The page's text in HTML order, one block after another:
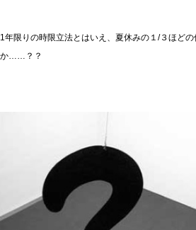
1年限りの時限立法とはいえ、夏休みの１/３ほど
か……？？